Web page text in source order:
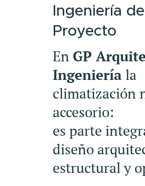
Ingeniería
Proyecto
En GP
Ingenieríala
climatización
accesorio:
es parte
diseño
estructural y